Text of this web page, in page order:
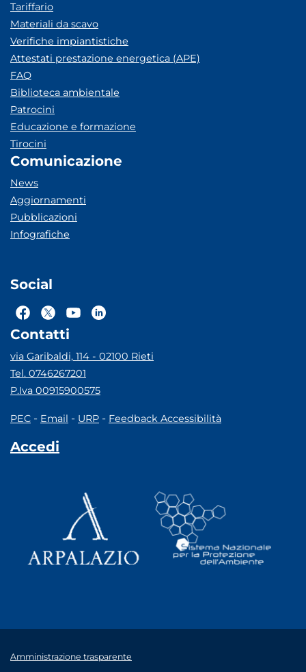
Tariffario
Materiali da scavo
Verifiche impiantistiche
Attestati prestazione energetica (APE)
FAQ
Biblioteca ambientale
Patrocini
Educazione e formazione
Tirocini
Comunicazione
News
Aggiornamenti
Pubblicazioni
Infografiche
Social
Contatti
via Garibaldi, 114 - 02100 Rieti
Tel. 0746267201
P.Iva 00915900575
PEC - Email - URP - Feedback Accessibilità
Accedi
Amministrazione trasparente